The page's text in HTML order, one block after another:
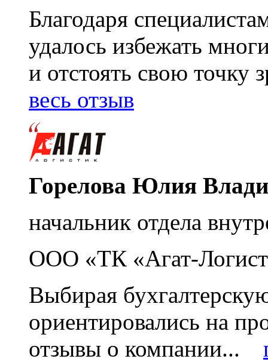
Благодаря
удалось избежать
и отстоять свою
весь отзыв
Горелова Юлия
начальник отдела
ООО «ТК «Агат-
Выбирая
ориентировались на
отзывы о компании...